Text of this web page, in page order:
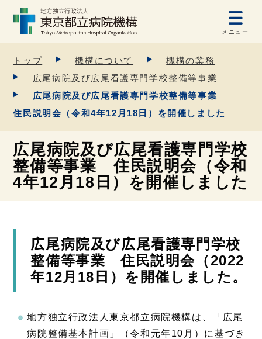
メニュー
トップ 機構について
機構の業務
広尾病院及び広尾看護専門学校整備等事業
広尾病院及び広尾看護専門学校整備等事業
住民説明会（令和4年12月18日）を開催しました
広尾病院及び広尾看護専門学校
整備等事業 住民説明会（令和
4年12月18日）を開催しました
広尾病院及び広尾看護専門学校
整備等事業 住民説明会（2022
年12月18日）を開催しました。
地方独立行政法人東京都立病院機構は、「広尾
病院整備基本計画」（令和元年10月）に基づき